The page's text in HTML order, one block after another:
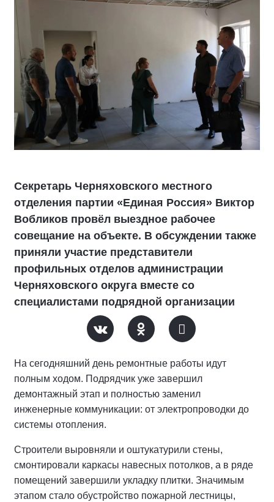
Секретарь Черняховского местного
отделения партии «Единая Россия» Виктор
Вобликов провёл выездное рабочее
совещание на объекте. В обсуждении также
приняли участие представители
профильных отделов администрации
Черняховского округа вместе со
специалистами подрядной организации
На сегодняшний день ремонтные работы идут
полным ходом. Подрядчик уже завершил
демонтажный этап и полностью заменил
инженерные коммуникации: от электропроводки до
системы отопления.
Строители выровняли и оштукатурили стены,
смонтировали каркасы навесных потолков, а в ряде
помещений завершили укладку плитки. Значимым
этапом стало обустройство пожарной лестницы,